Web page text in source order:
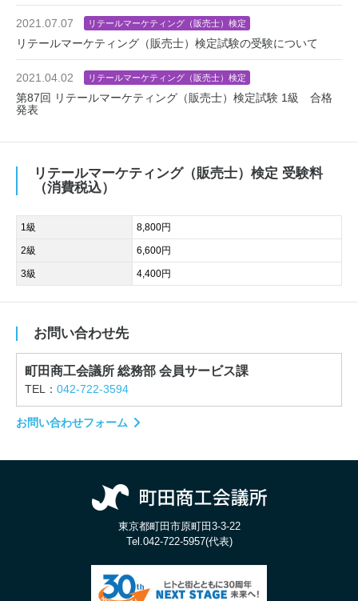
2021.07.07 リテールマーケティング（販売士）検定
リテールマーケティング（販売士）検定試験の受験について
2021.04.02 リテールマーケティング（販売士）検定
第87回 リテールマーケティング（販売士）検定試験 1級 合格
発表
リテールマーケティング（販売士）検定 受験料
（消費税込）
1級 8,800円
2級 6,600円
3級 4,400円
お問い合わせ先
町田商工会議所 総務部 会員サービス課
TEL： 042-722-3594
お問い合わせフォーム
東京都町田市原町田3-3-22
Tel.042-722-5957(代表)